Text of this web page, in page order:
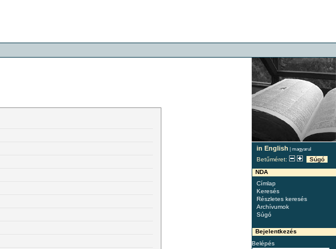
in English | magyarul
Betűméret:
Súgó
NDA
Címlap
Keresés
Részletes keresés
Archívumok
Súgó
Bejelentkezés
Belépés